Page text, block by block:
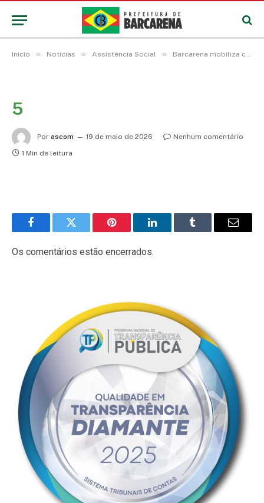
Início » Notícias » Assistência Social » Barcarena mobiliza comunidades em ações de combate ao abuso e exploração sexual infantil
5
Por ascom 19 de maio de 2026
Nenhum comentário
1 Min de leitura
FacebookTwitter Pinterest LinkedInTumblr
E-
Os comentários estão encerrados.